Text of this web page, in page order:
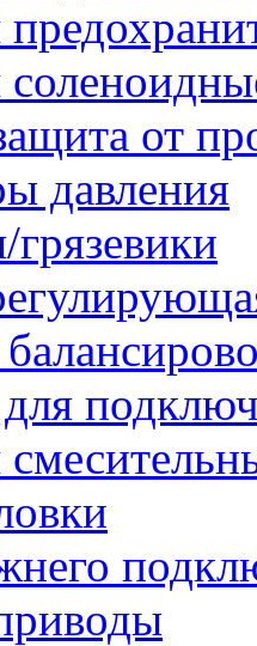
от
давления